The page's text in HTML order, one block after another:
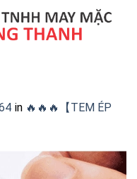
in 🔥🔥🔥【TEM ÉP